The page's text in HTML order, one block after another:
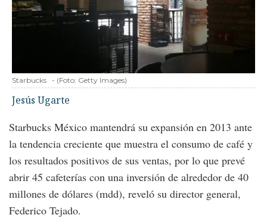
Starbucks - (Foto: Getty Images)
Jesús Ugarte
Starbucks México mantendrá su expansión en 2013 ante
la tendencia creciente que muestra el consumo de café y
los resultados positivos de sus ventas, por lo que prevé
abrir 45 cafeterías con una inversión de alrededor de 40
millones de dólares (mdd), reveló su director general,
Federico Tejado.